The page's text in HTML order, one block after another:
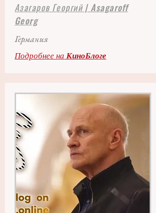
Азагаров Георгий| Asagaroff
Georg
Германия
Подробнее на КиноБлоге